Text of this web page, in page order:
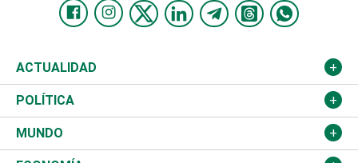
ACTUALIDAD
Nacional
Ciudad
POLÍTICA
Partidos
MUNDO